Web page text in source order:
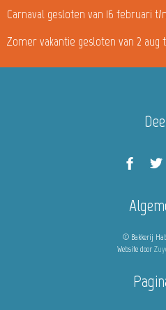
Carnaval gesloten van 16 februari
Zomer vakantie gesloten van 2 aug
© Bakkerij
Website door